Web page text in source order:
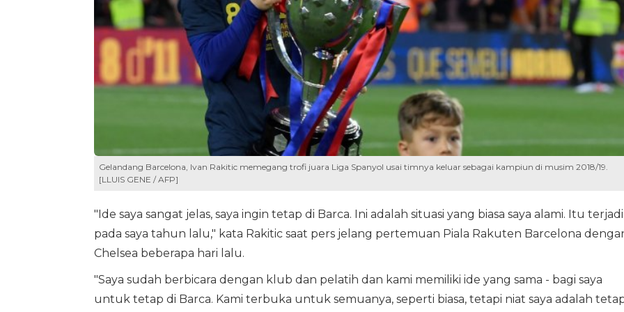
Gelandang Barcelona, Ivan Rakitic memegang trofi juara Liga Spanyol usai timnya keluar sebagai kampiun di musim 2018/19.
[LLUIS GENE / AFP]
"Ide saya sangat jelas, saya ingin tetap di Barca. Ini adalah situasi yang biasa saya alami. Itu terjadi
pada saya tahun lalu," kata Rakitic saat pers jelang pertemuan Piala Rakuten Barcelona
Chelsea beberapa hari lalu.
"Saya sudah berbicara dengan klub dan pelatih dan kami memiliki ide yang sama - bagi saya
untuk tetap di Barca. Kami terbuka untuk semuanya, seperti biasa, tetapi niat saya adalah